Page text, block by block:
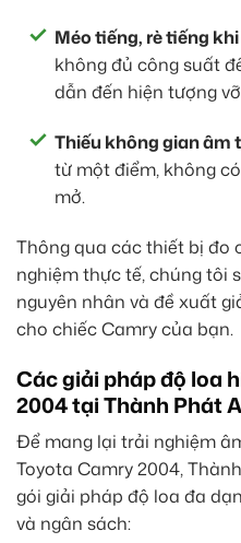
Méo tiếng, rè tiếng
không đủ công suất
dẫn đến hiện tượng
Thiếu không gian âm
từ một điểm, không
mở.
Thông qua các thiết bị đo
nghiệm thực tế, chúng tôi
nguyên nhân và đề xuất
cho chiếc Camry của bạn.
Các giải pháp độ loa
2004 tại Thành Phát
Để mang lại trải nghiệm
Toyota Camry 2004,
gói giải pháp độ loa đa
và ngân sách: